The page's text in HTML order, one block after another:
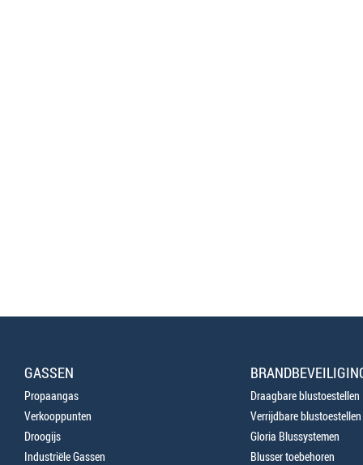
GASSEN
Propaangas
Verkooppunten
Droogijs
Industriële Gassen
Draagbare blustoestellen
Verrijdbare blustoestellen
Gloria Blussystemen
Blusser toebehoren